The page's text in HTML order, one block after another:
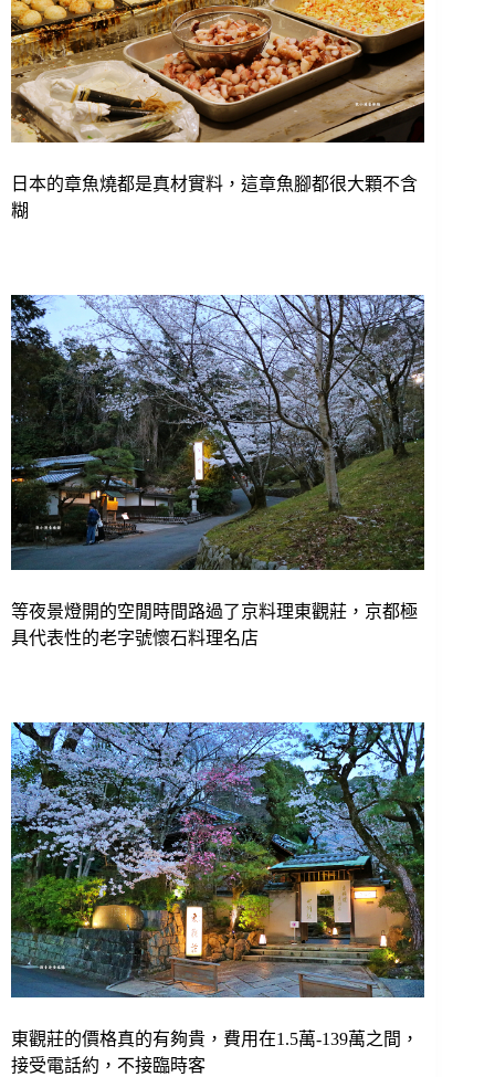
日本的章魚燒都是真材實料，這章魚腳都很大顆不含
糊
等夜景燈開的空閒時間路過了京料理東觀莊，京都極
具代表性的老字號懷石料理名店
東觀莊的價格真的有夠貴，費用在1.5萬-139萬之間，
接受電話約，不接臨時客